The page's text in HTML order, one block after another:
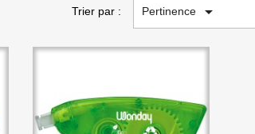
Trier par : Pertinence 